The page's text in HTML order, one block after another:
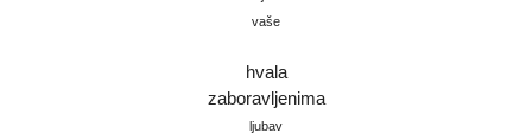
vaše
hvala
zaboravljenima
ljubav